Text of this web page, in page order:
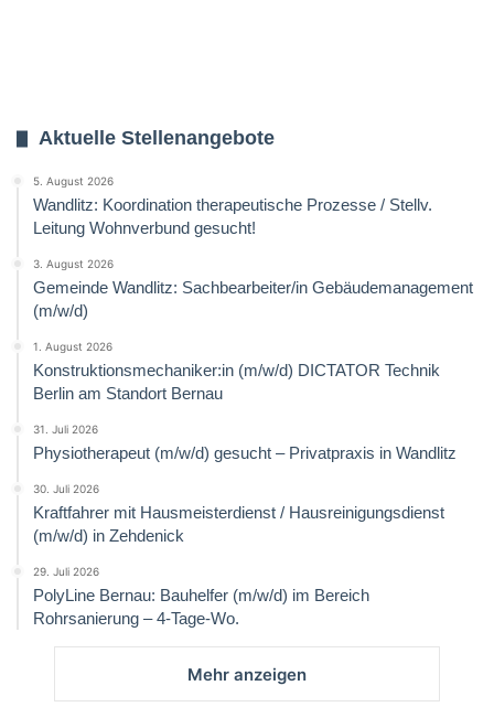
Aktuelle Stellenangebote
5. August 2026
Wandlitz: Koordination therapeutische Prozesse / Stellv.
Leitung Wohnverbund gesucht!
3. August 2026
Gemeinde Wandlitz: Sachbearbeiter/in Gebäudemanagement
(m/w/d)
1. August 2026
Konstruktionsmechaniker:in (m/w/d) DICTATOR Technik
Berlin am Standort Bernau
31. Juli 2026
Physiotherapeut (m/w/d) gesucht – Privatpraxis in Wandlitz
30. Juli 2026
Kraftfahrer mit Hausmeisterdienst / Hausreinigungsdienst
(m/w/d) in Zehdenick
29. Juli 2026
PolyLine Bernau: Bauhelfer (m/w/d) im Bereich
Rohrsanierung – 4-Tage-Wo.
Mehr anzeigen